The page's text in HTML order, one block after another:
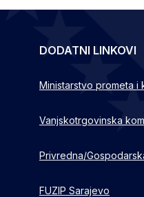
DODATNI LINKOVI
Ministarstvo prometa i
Vanjskotrgovinska
Privredna/
FUZIP Sarajevo